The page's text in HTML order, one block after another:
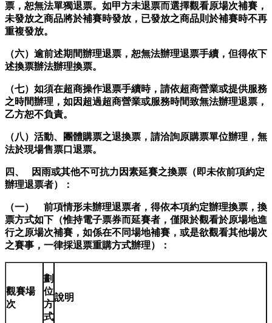
票，恕無法單獨退票。如甲方未退票而選擇觀看原場次補賽，
未發放之商品將於補賽時發放，已發放之商品則於補賽時不再
重複發放。
（六）逾前述期間辦理退票，恕無法辦理退票手續，但得依下
述換票辦法辦理換票。
（七）如須在超商操作退票手續時，請依超商營業或提供服務
之時間辦理，如因超過超商營業或服務時間致無法辦理退票，
乙方恕不負責。
（八）活動、團體購票之退換票，請洽詢原購票單位辦理，無
法於現場售票口退票。
四、 因雨或其他不可抗力因素延賽之換票（即未依前項約定
辦理退票者）：
（一） 前項情形未辦理退票者，得依本項約定辦理換票，換
票方式如下（惟持電子票券而延賽者，僅限於觀看於原場地進
行之原場次補賽，如係在不同場地補賽，或是欲觀看其他場次
之賽事，一律採退票重購方式辦理）：
觀賽場
次
劃
位
方
式
說明